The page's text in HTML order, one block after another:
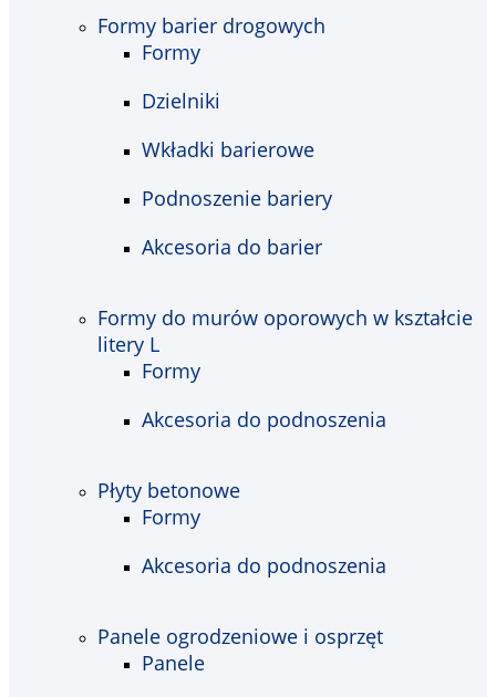
Formy barier drogowych
Formy
Dzielniki
Wkładki barierowe
Podnoszenie bariery
Akcesoria do barier
Formy do murów oporowych w kształcie
litery L
Formy
Akcesoria do podnoszenia
Płyty betonowe
Formy
Akcesoria do podnoszenia
Panele ogrodzeniowe i osprzęt
Panele